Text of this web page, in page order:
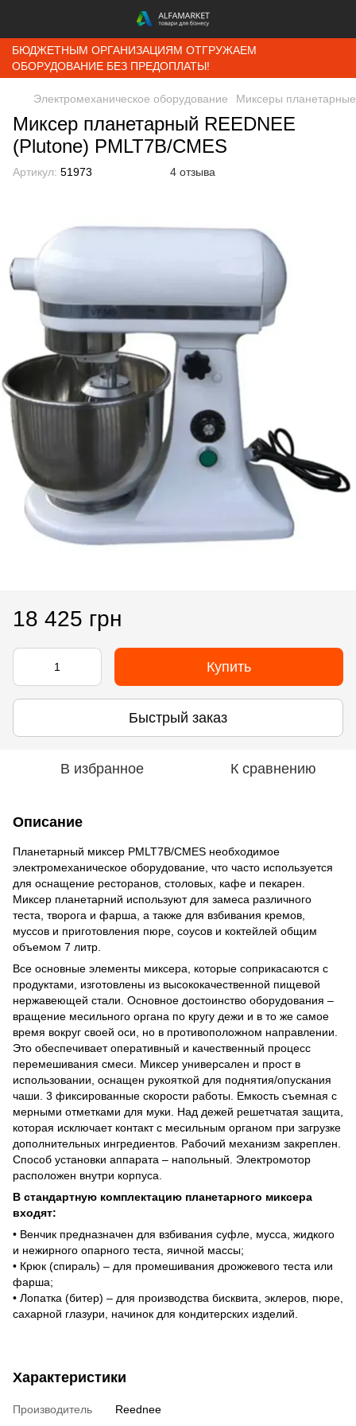
БЮДЖЕТНЫМ ОРГАНИЗАЦИЯМ ОТГРУЖАЕМ
ОБОРУДОВАНИЕ БЕЗ ПРЕДОПЛАТЫ!
Электромеханическое оборудование Миксеры планетарные
Миксер планетарный REEDNEE
(Plutone) PMLT7B/CMES
Артикул: 51973 4 отзыва
18 425 грн
Купить
Быстрый заказ
В избранное К сравнению
Описание
Планетарный миксер PMLT7B/CMES необходимое
электромеханическое оборудование, что часто используется
для оснащение ресторанов, столовых, кафе и пекарен.
Миксер планетарний используют для замеса различного
теста, творога и фарша, а также для взбивания кремов,
муссов и приготовления пюре, соусов и коктейлей общим
объемом 7 литр.
Все основные элементы миксера, которые соприкасаются с
продуктами, изготовлены из высококачественной пищевой
нержавеющей стали. Основное достоинство оборудования –
вращение месильного органа по кругу дежи и в то же самое
время вокруг своей оси, но в противоположном направлении.
Это обеспечивает оперативный и качественный процесс
перемешивания смеси. Миксер универсален и прост в
использовании, оснащен рукояткой для поднятия/опускания
чаши. 3 фиксированные скорости работы. Емкость съемная с
мерными отметками для муки. Над дежей решетчатая защита,
которая исключает контакт с месильным органом при загрузке
дополнительных ингредиентов. Рабочий механизм закреплен.
Способ установки аппарата – напольный. Электромотор
расположен внутри корпуса.
В стандартную комплектацию планетарного миксера
входят:
• Венчик предназначен для взбивания суфле, мусса, жидкого
и нежирного опарного теста, яичной массы;
• Крюк (спираль) – для промешивания дрожжевого теста или
фарша;
• Лопатка (битер) – для производства бисквита, эклеров, пюре,
сахарной глазури, начинок для кондитерских изделий.
Характеристики
Производитель
Reednee